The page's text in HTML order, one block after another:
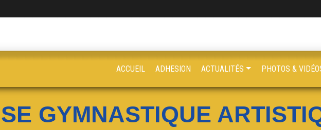
GYMNASTIQUE
ACCUEIL ADHESION ACTUALITÉS PHOTOS &